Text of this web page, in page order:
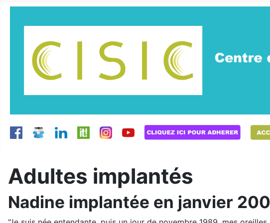
Adultes implantés
Nadine implantée en janvier